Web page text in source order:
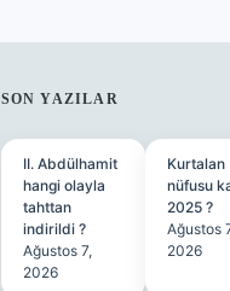
SIDEBAR
SON YAZILAR
II. Abdülhamit
hangi olayla
tahttan
indirildi ?
Ağustos 7,
2026
Kurtalan
nüfusu
2025 ?
Ağustos
2026